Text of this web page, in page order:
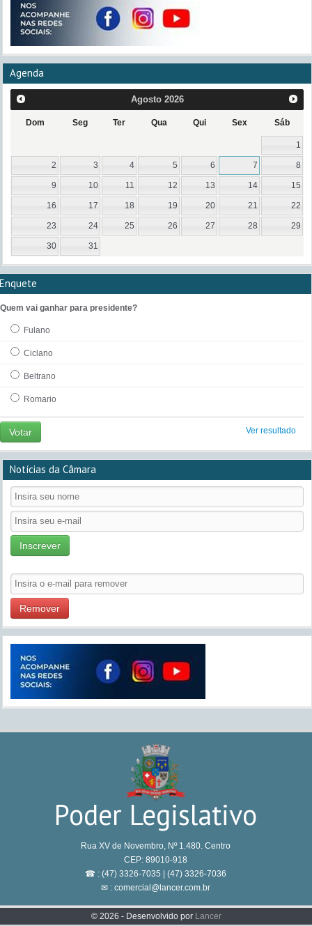
Agenda
Agosto 2026
Dom Seg Ter Qua Qui Sex Sáb
1
2 3 4 5 6 7 8
9 10 11 12 13 14 15
16 17 18 19 20 21 22
23 24 25 26 27 28 29
30 31
Enquete
Quem vai ganhar para presidente?
Fulano
Ciclano
Beltrano
Romario
Votar Ver resultado
Notícias da Câmara
Inscrever
Remover
Poder Legislativo
Rua XV de Novembro, Nº 1.480. Centro
CEP: 89010-918
☎ : (47) 3326-7035 | (47) 3326-7036
✉ : comercial@lancer.com.br
© 2026 - Desenvolvido por Lancer